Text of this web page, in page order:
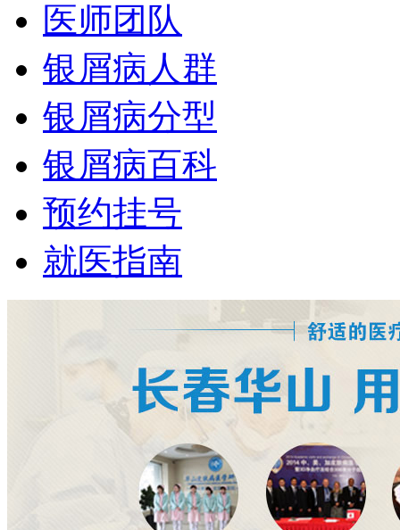
医师团队
银屑病人群
银屑病分型
银屑病百科
预约挂号
就医指南